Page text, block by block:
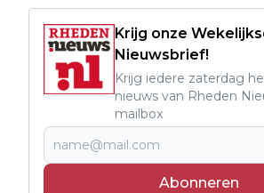
Krijg onze
Nieuwsbrief!
Krijg iedere zaterdag
nieuws van Rheden
mailbox
Abonneren